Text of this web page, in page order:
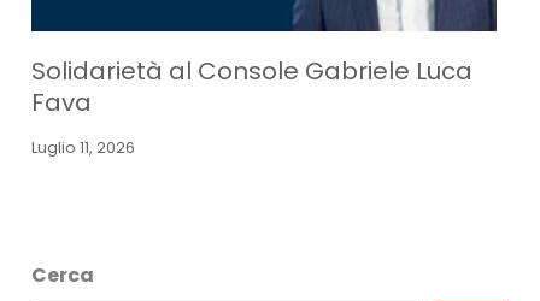
Solidarietà al Console Gabriele Luca
Fava
Luglio 11, 2026
Cerca